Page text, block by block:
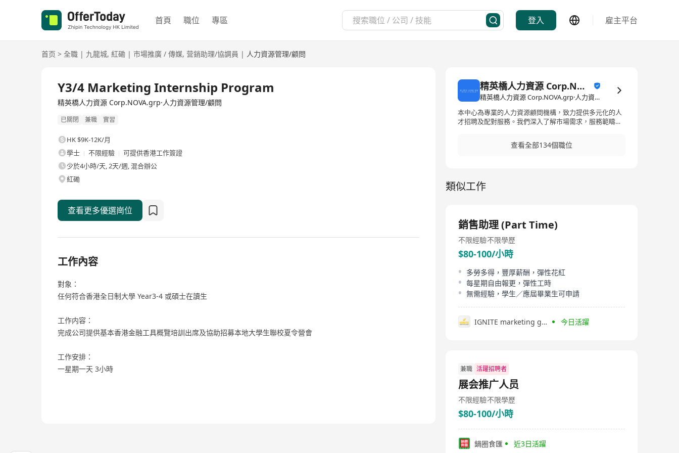
首頁 職位 專區 登入 雇主平台
首页 > 全職 | 九龍城, 紅磡 | 市場推廣 / 傳媒, 营銷助理/協調員 | 人力資源管理/顧問
Y3/4 Marketing Internship Program
精英橋人力資源 Corp.NOVA.grp·人力資源管理/顧問
已關閉 兼職 實習
HK $9K-12K/月
學士
不限經驗
可提供香港工作簽證
少於4小時/天, 2天/週, 混合辦公
紅磡
查看更多優選崗位
工作內容
對象：
任何符合香港全日制大學 Year3-4 或碩士在讀生
工作内容：
完成公司提供基本香港金融工具概覽培訓出席及協助招募本地大學生聯校夏令營會
工作安排：
一星期一天 3小時
精英橋人力資源 Corp.NOVA.grp
精英橋人力資源 Corp.NOVA.grp·人力資源管理/顧問
本中心為專業的人力資源顧問機構，致力提供多元化的人
才招聘及配對服務。我們深入了解市場需求，服務範疇涵
的短期人手支援，還是長期全職招聘，我們均能為僱主精
準配對合適人才，並為求職者開拓優質就業機會。
查看全部134個職位
類似工作
銷售助理 (Part Time)
不限經驗不限學歷
$80-100/小時
多勞多得，豐厚薪酬，彈性花紅
每星期自由報更，彈性工時
無需經驗，學生／應屆畢業生可申請
IGNITE marketing group 今日活躍
兼職 活躍招聘者
展会推广人员
不限經驗不限學歷
$80-100/小時
鍋圈食匯 近3日活躍